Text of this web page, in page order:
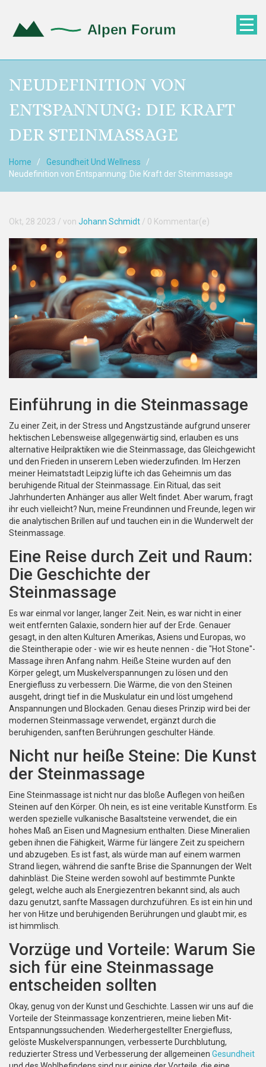
NEUDEFINITION VON
ENTSPANNUNG: DIE KRAFT
DER STEINMASSAGE
Home
Gesundheit Und Wellness
Neudefinition von Entspannung: Die Kraft der Steinmassage
Okt, 28 2023 / von Johann Schmidt / 0 Kommentar(e)
Einführung in die Steinmassage
Zu einer Zeit, in der Stress und Angstzustände aufgrund unserer
hektischen Lebensweise allgegenwärtig sind, erlauben es uns
alternative Heilpraktiken wie die Steinmassage, das Gleichgewicht
und den Frieden in unserem Leben wiederzufinden. Im Herzen
meiner Heimatstadt Leipzig lüfte ich das Geheimnis um das
beruhigende Ritual der Steinmassage. Ein Ritual, das seit
Jahrhunderten Anhänger aus aller Welt findet. Aber warum, fragt
ihr euch vielleicht? Nun, meine Freundinnen und Freunde, legen wir
die analytischen Brillen auf und tauchen ein in die Wunderwelt der
Steinmassage.
Eine Reise durch Zeit und Raum:
Die Geschichte der
Steinmassage
Es war einmal vor langer, langer Zeit. Nein, es war nicht in einer
weit entfernten Galaxie, sondern hier auf der Erde. Genauer
gesagt, in den alten Kulturen Amerikas, Asiens und Europas, wo
die Steintherapie oder - wie wir es heute nennen - die "Hot Stone"-
Massage ihren Anfang nahm. Heiße Steine wurden auf den
Körper gelegt, um Muskelverspannungen zu lösen und den
Energiefluss zu verbessern. Die Wärme, die von den Steinen
ausgeht, dringt tief in die Muskulatur ein und löst umgehend
Anspannungen und Blockaden. Genau dieses Prinzip wird bei der
modernen Steinmassage verwendet, ergänzt durch die
beruhigenden, sanften Berührungen geschulter Hände.
Nicht nur heiße Steine: Die Kunst
der Steinmassage
Eine Steinmassage ist nicht nur das bloße Auflegen von heißen
Steinen auf den Körper. Oh nein, es ist eine veritable Kunstform. Es
werden spezielle vulkanische Basaltsteine verwendet, die ein
hohes Maß an Eisen und Magnesium enthalten. Diese Mineralien
geben ihnen die Fähigkeit, Wärme für längere Zeit zu speichern
und abzugeben. Es ist fast, als würde man auf einem warmen
Strand liegen, während die sanfte Brise die Spannungen der Welt
dahinbläst. Die Steine werden sowohl auf bestimmte Punkte
gelegt, welche auch als Energiezentren bekannt sind, als auch
dazu genutzt, sanfte Massagen durchzuführen. Es ist ein hin und
her von Hitze und beruhigenden Berührungen und glaubt mir, es
ist himmlisch.
Vorzüge und Vorteile: Warum Sie
sich für eine Steinmassage
entscheiden sollten
Okay, genug von der Kunst und Geschichte. Lassen wir uns auf die
Vorteile der Steinmassage konzentrieren, meine lieben Mit-
Entspannungssuchenden. Wiederhergestellter Energiefluss,
gelöste Muskelverspannungen, verbesserte Durchblutung,
reduzierter Stress und Verbesserung der allgemeinen Gesundheit